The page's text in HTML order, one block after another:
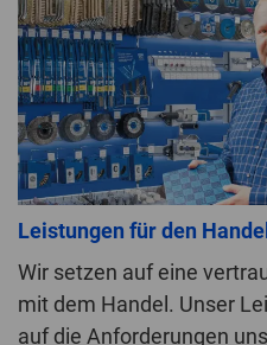
Leistungen für den Handel
Wir setzen auf eine
mit dem Handel. Unser
auf die Anforderungen